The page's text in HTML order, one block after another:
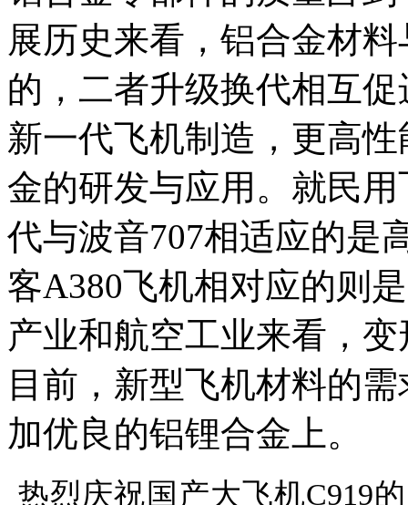
展历史来看，铝合金材
的，二者升级换代相互
新一代飞机制造，更高
金的研发与应用。就民
代与波音707相适应的是
客A380飞机相对应的则
产业和航空工业来看，
目前，新型飞机材料的
加优良的铝锂合金上。
热烈庆祝国产大飞机C919